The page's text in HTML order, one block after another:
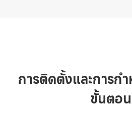
การติดตั้งและการก
ขั้นตอน